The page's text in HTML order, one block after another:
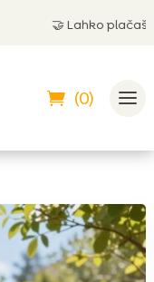
Lahko plačaš po povzetju
(0)